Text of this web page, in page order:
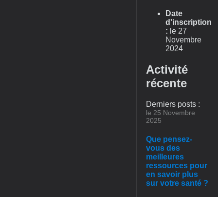
Date
d'inscription
: le 27
Novembre
2024
Activité
récente
Derniers posts :
le 25 Novembre
2025
Que pensez-
vous des
meilleures
ressources pour
en savoir plus
sur votre santé ?